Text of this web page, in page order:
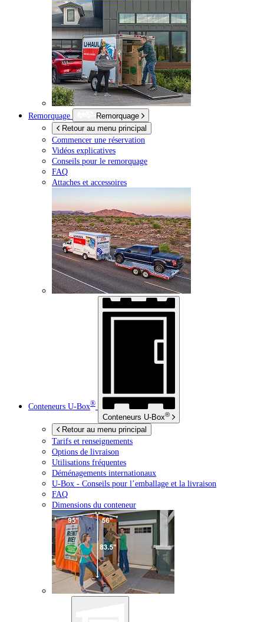
Remorquage
Remorquage
Retour au menu principal
Commencer une réservation
Vidéos explicatives
Conseils pour le remorquage
FAQ
Attaches et accessoires
Conteneurs U-Box®
Conteneurs U-Box®
Retour au menu principal
Tarifs et renseignements
Options de livraison
Utilisations fréquentes
Déménagements internationaux
U-Box - Conseils pour l’emballage et la livraison
FAQ
Dimensions du conteneur